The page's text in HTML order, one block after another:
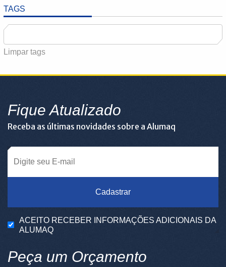
TAGS
Limpar tags
Fique Atualizado
Receba as últimas novidades sobre a Alumaq
Cadastrar
ACEITO RECEBER INFORMAÇÕES ADICIONAIS DA
ALUMAQ
Peça um Orçamento